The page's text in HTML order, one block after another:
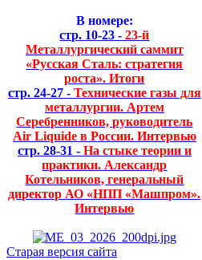
В номере:
стр. 10-23 - 23-й
Металлургический саммит
«Русская Сталь: стратегия
роста». Итоги
стр. 24-27 - Технические газы для
металлургии. Артем
Серебренников, руководитель
Air Liquide в России. Интервью
стр. 28-31 - На стыке теории и
практики. Александр
Котельников, генеральный
директор АО «НПП «Машпром».
Интервью
Старая версия сайта